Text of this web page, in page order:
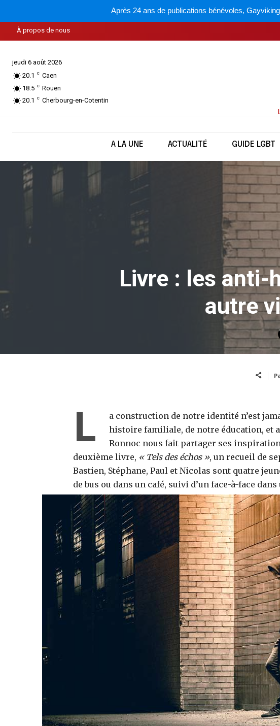
Après 24 ans de publications bénévoles,
À propos de nous
jeudi 6 août 2026
20.1
C Caen
18.5 C Rouen
20.1
C Cherbourg-en-Cotentin
A LA UNE ACTUALITÉ GUIDE LGBT
Livre : les anti-
autre
L
a construction de notre identité n’est
histoire familiale, de notre éducation, et
Ronnoc nous fait partager ses
deuxième livre, « Tels des échos », un recueil de
Bastien, Stéphane, Paul et Nicolas sont quatre
de bus ou dans un café, suivi d’un face-à-face